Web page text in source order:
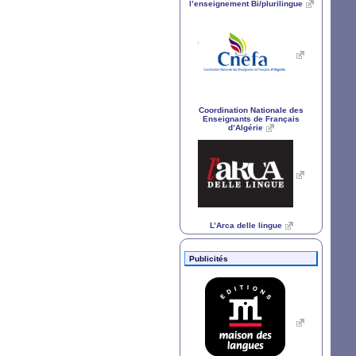
l’enseignement Bi/plurilingue
Coordination Nationale des
Enseignants de Français
d’Algérie
L’Arca delle lingue
Publicités